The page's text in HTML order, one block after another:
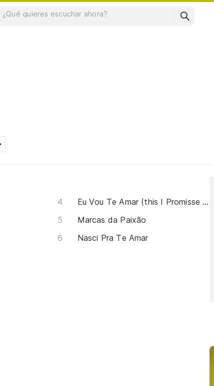
Eu Vou Te Amar (this I Promisse You)
Marcas da Paixão
Nasci Pra Te Amar